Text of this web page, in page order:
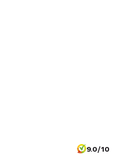
9.0/10